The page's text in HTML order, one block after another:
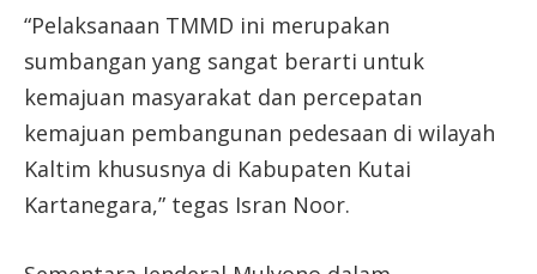
“Pelaksanaan TMMD ini merupakan
sumbangan yang sangat berarti untuk
kemajuan masyarakat dan percepatan
kemajuan pembangunan pedesaan di wilayah
Kaltim khususnya di Kabupaten Kutai
Kartanegara,” tegas Isran Noor.